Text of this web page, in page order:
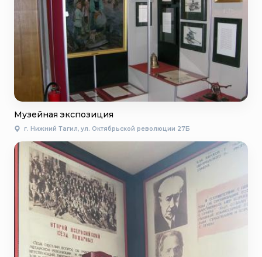
Музейная экспозиция
г. Нижний Тагил, ул. Октябрьской революции 27Б